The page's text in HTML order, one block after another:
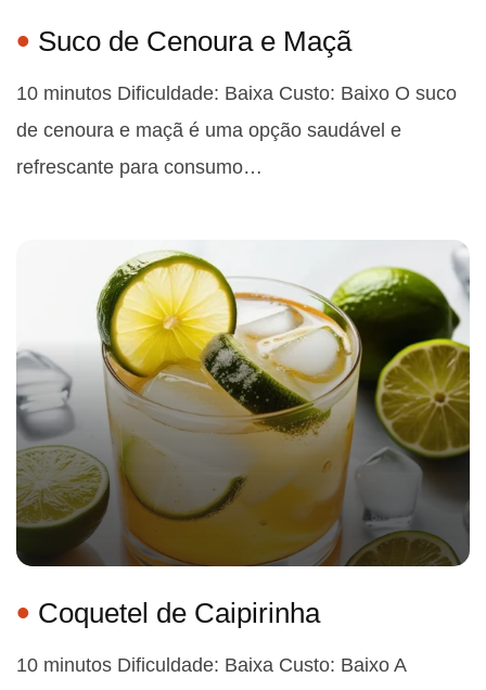
Suco de Cenoura e Maçã
10 minutos Dificuldade: Baixa Custo: Baixo O suco
de cenoura e maçã é uma opção saudável e
refrescante para consumo…
Coquetel de Caipirinha
10 minutos Dificuldade: Baixa Custo: Baixo A